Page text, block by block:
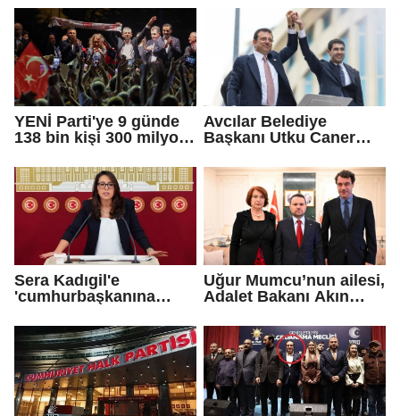
Çetinkaya Başkan
Vekili seçildi
öneriyoruz
YENİ Parti'ye 9 günde
138 bin kişi 300 milyon
Avcılar Belediye
Başkanı Utku Caner
kararı
Sera Kadıgil'e
'cumhurbaşkanına
soruşturması
Uğur Mumcu’nun ailesi,
Adalet Bakanı Akın